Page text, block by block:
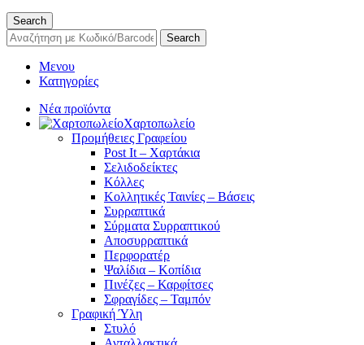
Search
Search
Μενου
Κατηγορίες
Νέα προϊόντα
Χαρτοπωλείο
Προμήθειες Γραφείου
Post It – Χαρτάκια
Σελιδοδείκτες
Κόλλες
Κολλητικές Ταινίες – Βάσεις
Συρραπτικά
Σύρματα Συρραπτικού
Αποσυρραπτικά
Περφορατέρ
Ψαλίδια – Κοπίδια
Πινέζες – Καρφίτσες
Σφραγίδες – Ταμπόν
Γραφική Ύλη
Στυλό